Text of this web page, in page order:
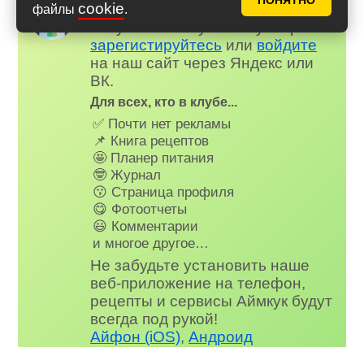
файлы cookie.
зарегистируйтесь или войдите
на наш сайт через Яндекс или
ВК.
Для всех, кто в клубе...
✅ Почти нет рекламы
📌 Книга рецептов
🤩 Планер питания
🤓 Журнал
😗 Страница профиля
😋 Фотоотчеты
😃 Комментарии
и многое другое…
Не забудьте установить наше
веб-приложение на телефон,
рецепты и сервисы Аймкук будут
всегда под рукой!
Айфон (iOS),Андроид
✕